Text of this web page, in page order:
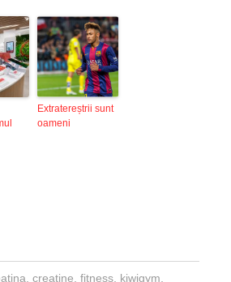
Extratereștrii sunt
oameni
creatine fitness, kiwigym